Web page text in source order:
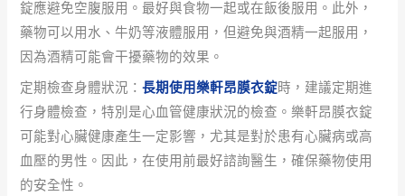
錠應避免空腹服用。最好與食物一起或在飯後服用。此外，
藥物可以用水、牛奶等液體服用，但避免與酒精一起服用，
因為酒精可能會干擾藥物的效果。
定期檢查身體狀況：長期使用樂軒昂膜衣錠時，建議定期進
行身體檢查，特別是心血管健康狀況的檢查。樂軒昂膜衣錠
可能對心臟健康產生一定影響，尤其是對於患有心臟病或高
血壓的男性。因此，在使用前最好諮詢醫生，確保藥物使用
的安全性。